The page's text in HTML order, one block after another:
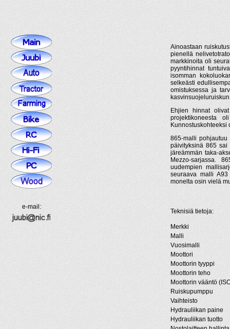
e-mail:
Ainoastaan
pienellä
markkinoita oli
pyyntihinnat
isomman
selkeästi
omistuksessa ja
Ehjien hinnat
projektikoneesta
Kunnostuskohteeksi
865-malli pohjautuu
päivityksinä 865 sai
järeämmän taka-
Mezzo-sarjassa.
uudempien
seuraava malli
monelta osin vielä
Teknisiä tietoja:
Merkki
Malli
Vuosimalli
Moottori
Moottorin tyyppi
Moottorin teho
Moottorin vääntö
Ruiskupumppu
Vaihteisto
Hydrauliikan paine
Hydrauliikan tuotto